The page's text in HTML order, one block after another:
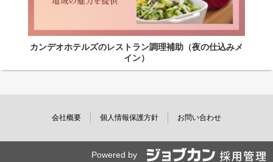
カンデオホテルズのレストラン調理補助（夜の仕込みメ
イン）
会社概要 個人情報保護方針 お問い合わせ
Powered by